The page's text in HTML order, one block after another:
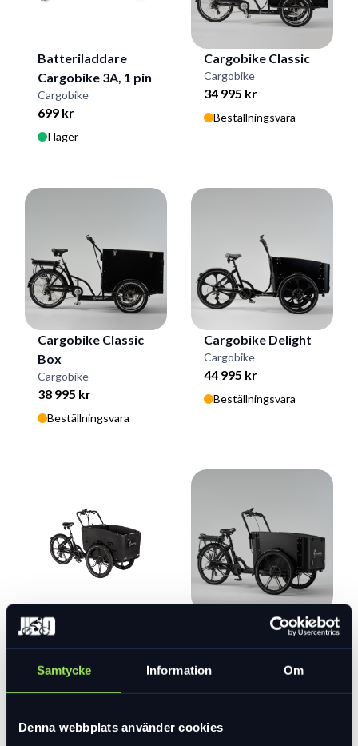
Samtycke Information Om
Denna webbplats använder cookies
Batteriladdare
Cargobike 3A, 1 pin
Cargobike
699 kr
I lager
Cargobike Classic
Cargobike
34 995 kr
Beställningsvara
Cargobike Classic
Box
Cargobike
38 995 kr
Beställningsvara
Cargobike Delight
Cargobike
44 995 kr
Beställningsvara
Cargobike Delight
Nova
47 995 kr
Cargobike Flex